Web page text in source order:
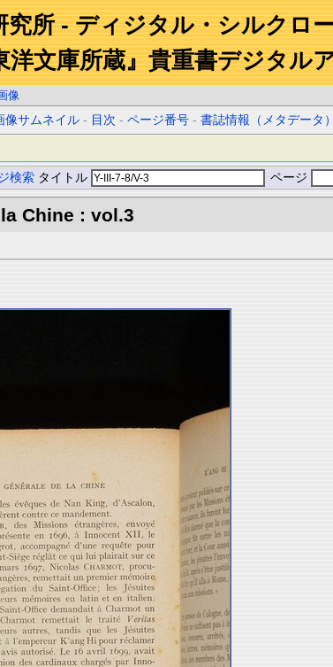
究所 - ディジタル・シルクロ
洋文庫所蔵』貴重書デジタル
像
像サムネイル - 目次 -ページ番号 -書誌情報（メタデータ）
検索 タイトル ページ
Chine : vol.3